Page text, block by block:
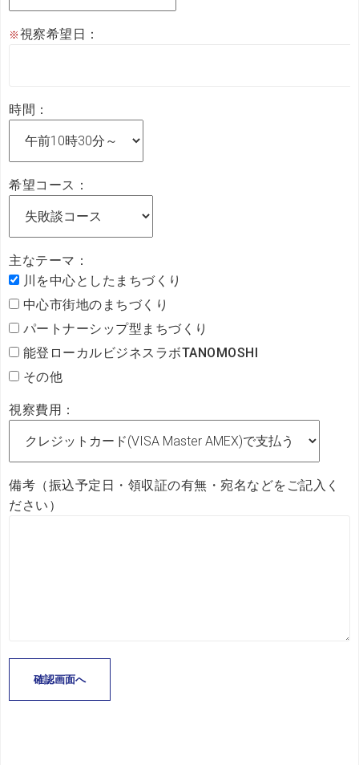
※ 視察希望日：
時間：
希望コース：
主なテーマ：
川を中心としたまちづくり
中心市街地のまちづくり
パートナーシップ型まちづくり
能登ローカルビジネスラボTANOMOSHI
その他
視察費用：
備考（振込予定日・領収証の有無・宛名などをご記入く
ださい）